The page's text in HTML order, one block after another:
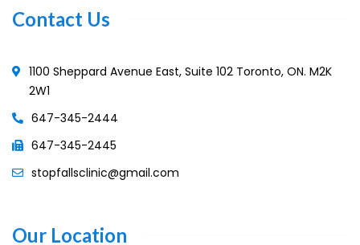
Contact Us
1100 Sheppard Avenue East, Suite 102 Toronto, ON. M2K
2W1
647-345-2444
647-345-2445
stopfallsclinic@gmail.com
Our Location